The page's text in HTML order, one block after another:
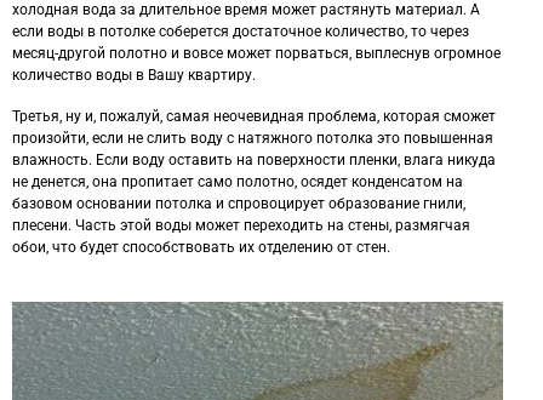
холодная вода за длительное время может растянуть материал. А
если воды в потолке соберется достаточное количество, то через
месяц-другой полотно и вовсе может порваться, выплеснув огромное
количество воды в Вашу квартиру.
Третья, ну и, пожалуй, самая неочевидная проблема, которая сможет
произойти, если не слить воду с натяжного потолка это повышенная
влажность. Если воду оставить на поверхности пленки, влага никуда
не денется, она пропитает само полотно, осядет конденсатом на
базовом основании потолка и спровоцирует образование гнили,
плесени. Часть этой воды может переходить на стены, размягчая
обои, что будет способствовать их отделению от стен.